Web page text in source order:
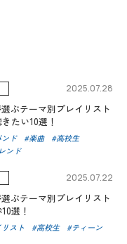
2025.07.28
選ぶテーマ別プレイリスト
たい10選！
ド 楽曲
高校生
ンド
2025.07.22
選ぶテーマ別プレイリスト
選！
スト 高校生
ティーン